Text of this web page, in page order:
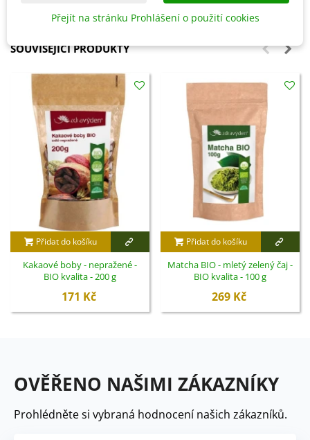
SOUVISEJÍCÍ PRODUKTY
Přidat do košíku
Kakaové boby - nepražené -
BIO kvalita - 200 g
171 Kč
Přidat do košíku
Matcha BIO - mletý zelený čaj -
BIO kvalita - 100 g
269 Kč
OVĚŘENO NAŠIMI ZÁKAZNÍKY
Prohlédněte si vybraná hodnocení našich zákazníků.
Přejít na stránku Prohlášení o použití cookies